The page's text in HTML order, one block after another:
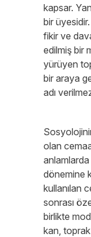
kapsar.
bir
fikir ve
edilmiş bir
yürüyen
bir araya
adı
olan
anlamlarda
dönemine
kullanılan
sonrası
birlikte
kan, toprak